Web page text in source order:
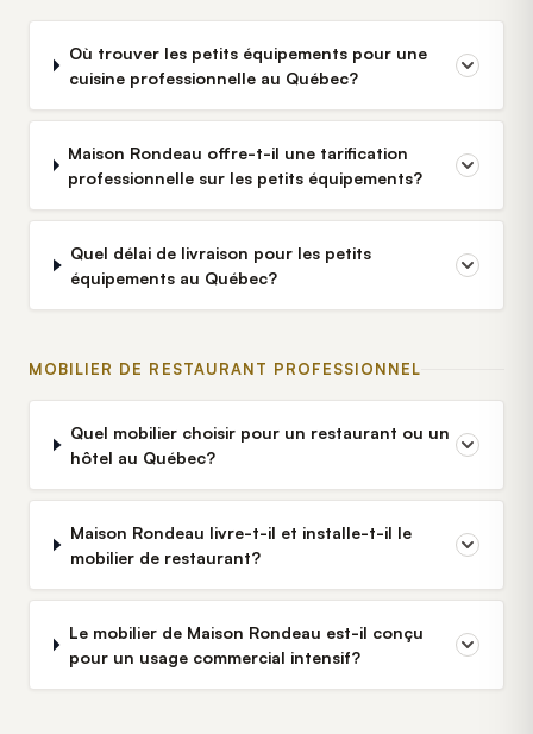
Où trouver les petits équipements pour une
cuisine professionnelle au Québec?
Maison Rondeau offre-t-il une tarification
professionnelle sur les petits équipements?
Quel délai de livraison pour les petits
équipements au Québec?
MOBILIER DE RESTAURANT PROFESSIONNEL
Quel mobilier choisir pour un restaurant ou un
hôtel au Québec?
Maison Rondeau livre-t-il et installe-t-il le
mobilier de restaurant?
Le mobilier de Maison Rondeau est-il conçu
pour un usage commercial intensif?